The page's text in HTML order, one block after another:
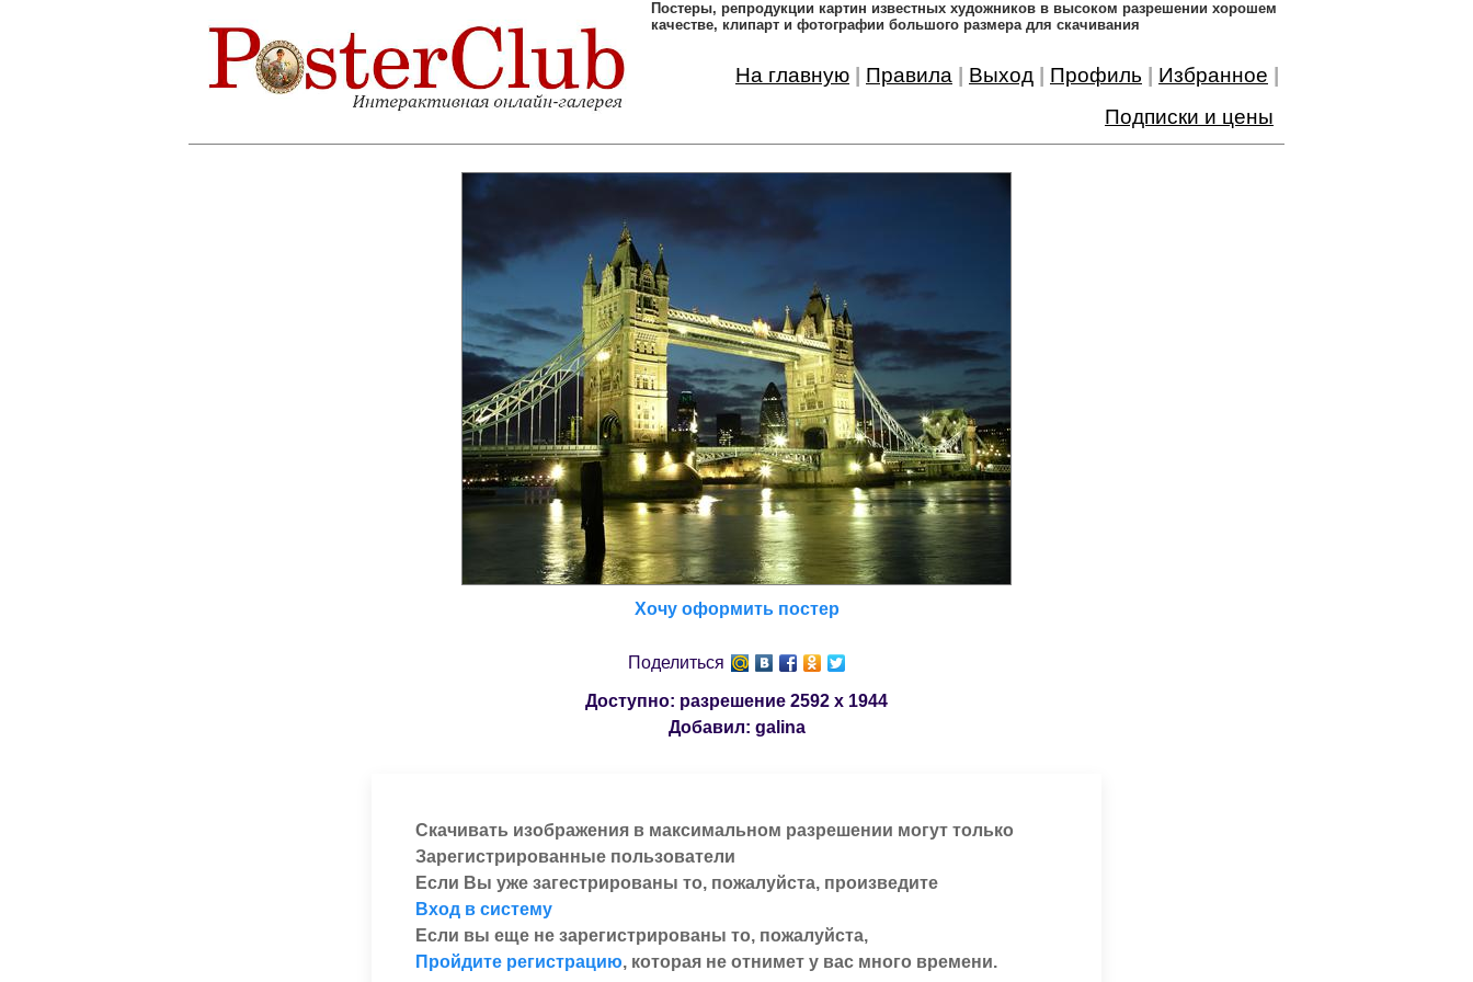
Постеры, pепродукции картин известных художников в высоком разрешении хорошем
качестве, клипарт и фотографии большого размера для скачивания
На главную Правила Выход Профиль Избранное
Подписки и цены
Хочу оформить постер
Поделиться
Доступно: разрешение 2592 x 1944
Добавил: galina
Скачивать изображения в максимальном разрешении могут только
Зарегистрированные пользователи
Если Вы уже загестрированы то, пожалуйста, произведите
Вход в систему
Если вы еще не зарегистрированы то, пожалуйста,
Пройдите регистрацию, которая не отнимет у вас много времени.